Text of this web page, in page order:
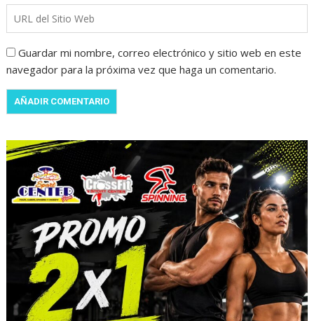
Guardar mi nombre, correo electrónico y sitio web en este
navegador para la próxima vez que haga un comentario.